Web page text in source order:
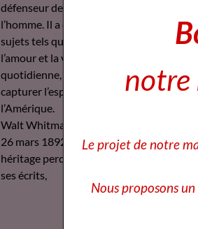
défenseur des droits de
l’homme. Il a écrit sur des
sujets tels que la guerre,
l’amour et la vie
quotidienne, cherchant à
capturer l’esprit de
l’Amérique.
Walt Whitman est décédé le
26 mars 1892, mais son
héritage perdure à travers
ses écrits,
notre
Le projet de notre
Nous proposons